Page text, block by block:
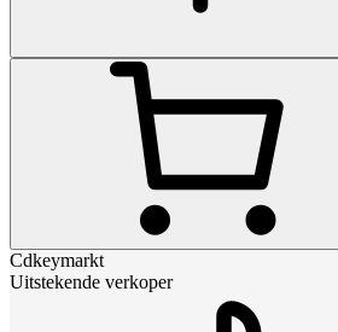
Cdkeymarkt
Uitstekende verkoper